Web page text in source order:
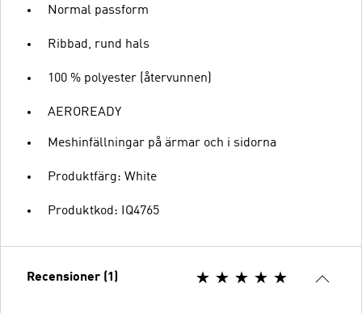
Normal passform
Ribbad, rund hals
100 % polyester (återvunnen)
AEROREADY
Meshinfällningar på ärmar och i sidorna
Produktfärg: White
Produktkod: IQ4765
Recensioner (1)